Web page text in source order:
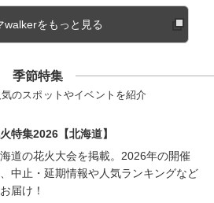
walkerをもっと見る
季節特集
のスポットやイベントを紹介
特集2026【北海道】
道の花火大会を掲載。2026年の開催
中止・延期情報や人気ランキングなど
届け！